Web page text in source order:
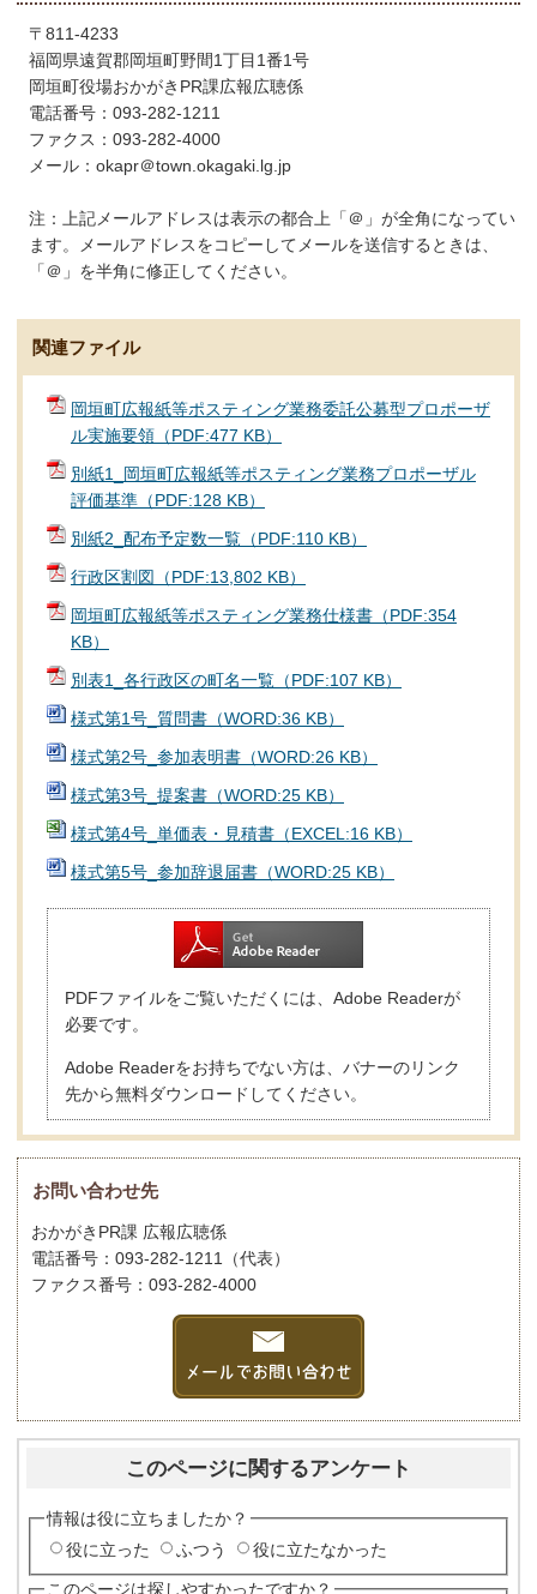
〒811-4233
福岡県遠賀郡岡垣町野間1丁目1番1号
岡垣町役場おかがきPR課広報広聴係
電話番号：093-282-1211
ファクス：093-282-4000
メール：okapr＠town.okagaki.lg.jp
注：上記メールアドレスは表示の都合上「＠」が全角になってい
ます。メールアドレスをコピーしてメールを送信するときは、
「＠」を半角に修正してください。
関連ファイル
岡垣町広報紙等ポスティング業務委託公募型プロポーザ
ル実施要領（PDF:477 KB）
別紙1_岡垣町広報紙等ポスティング業務プロポーザル
評価基準（PDF:128 KB）
別紙2_配布予定数一覧（PDF:110 KB）
行政区割図（PDF:13,802 KB）
岡垣町広報紙等ポスティング業務仕様書（PDF:354
KB）
別表1_各行政区の町名一覧（PDF:107 KB）
様式第1号_質問書（WORD:36 KB）
様式第2号_参加表明書（WORD:26 KB）
様式第3号_提案書（WORD:25 KB）
様式第4号_単価表・見積書（EXCEL:16 KB）
様式第5号_参加辞退届書（WORD:25 KB）
PDFファイルをご覧いただくには、Adobe Readerが
必要です。
Adobe Readerをお持ちでない方は、バナーのリンク
先から無料ダウンロードしてください。
お問い合わせ先
おかがきPR課 広報広聴係
電話番号：093-282-1211（代表）
ファクス番号：093-282-4000
このページに関するアンケート
情報は役に立ちましたか？
役に立った
ふつう 役に立たなかった
このページは探しやすかったですか？